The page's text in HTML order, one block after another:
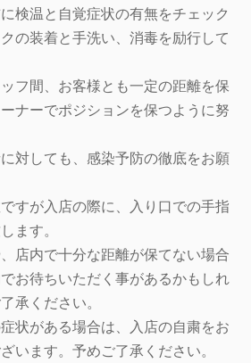
検温と自覚症状の有無をチェック
の装着と手洗い、消毒を励行して
フ間、お客様とも一定の距離を保
ナーでポジションを保つように努
対しても、感染予防の徹底をお願
すが入店の際に、入り口での手指
ます。
店内で十分な距離が保てない場合
お待ちいただく事があるかもしれ
承ください。
状がある場合は、入店の自粛をお
います。予めご了承ください。